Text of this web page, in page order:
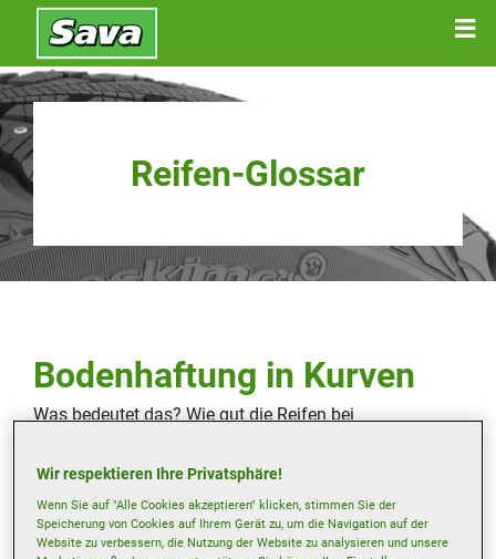
Reifen-Glossar
Bodenhaftung in Kurven
Was bedeutet das? Wie gut die Reifen bei
Wann ist das wichtig? Wenn Sie auf kurvenreichen
Wir respektieren Ihre Privatsphäre!
Wenn Sie auf "Alle Cookies akzeptieren" klicken, stimmen Sie der
Speicherung von Cookies auf Ihrem Gerät zu, um die Navigation auf der
Website zu verbessern, die Nutzung der Website zu analysieren und unsere